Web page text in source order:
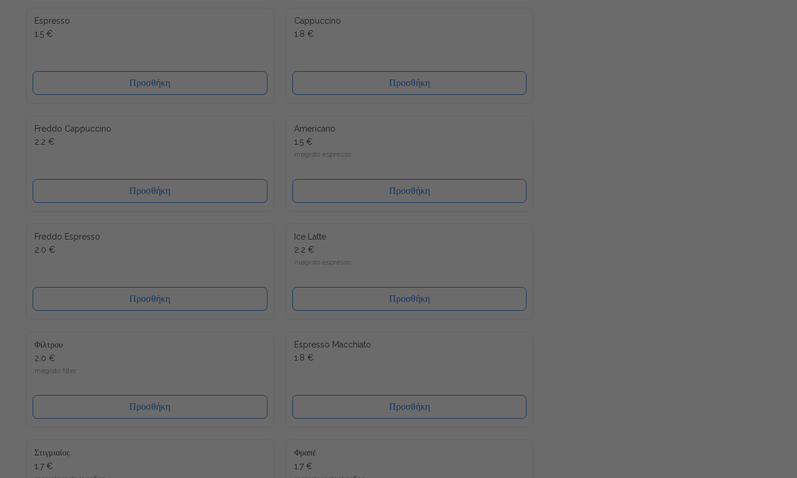
Espresso
1.5 €
Προσθήκη
Cappuccino
1.8 €
Προσθήκη
Freddo Cappuccino
2.2 €
Προσθήκη
Americano
1.5 €
megisto espresso
Προσθήκη
Freddo Espresso
2.0 €
Προσθήκη
Ice Latte
2.2 €
megisto espresso
Προσθήκη
Φίλτρου
2.0 €
megisto filter
Προσθήκη
Espresso Macchiato
1.8 €
Προσθήκη
Στιγμιαίος
1.7 €
megisto instant coffee
Φραπέ
1.7 €
megisto instant coffee